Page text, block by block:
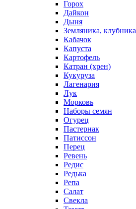
Горох
Дайкон
Дыня
Земляника, клубника
Кабачок
Капуста
Картофель
Катран (хрен)
Кукуруза
Лагенария
Лук
Морковь
Наборы семян
Огурец
Пастернак
Патиссон
Перец
Ревень
Редис
Редька
Репа
Салат
Свекла